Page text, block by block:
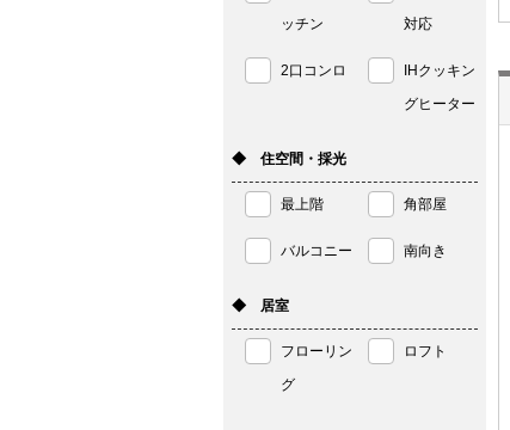
ッチン
対応
2口コンロ
IHクッキン
グヒーター
◆ 住空間・採光
最上階 角部屋
バルコニー 南向き
◆ 居室
フローリン
グ
ロフト